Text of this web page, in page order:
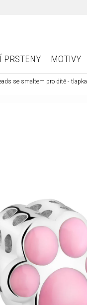
PRSTENY MOTIVY
se smaltem pro dítě - tlapka